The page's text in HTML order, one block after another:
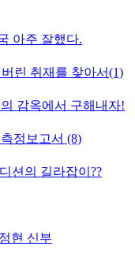
아주 잘했다.
린 취재를 찾아서(1)
감옥에서 구해내자!
정보고서 (8)
션의 길라잡이??
현 신부